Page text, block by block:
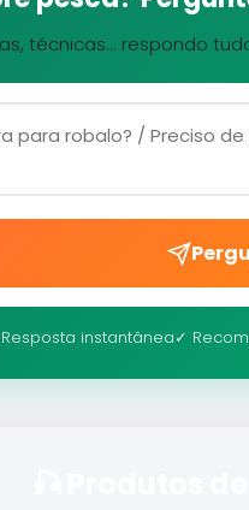
técnicas... respondo
instantânea✓